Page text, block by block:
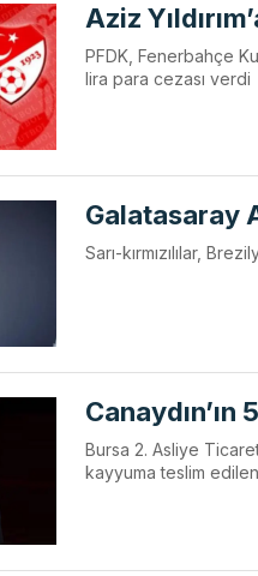
Aziz
PFDK, Fenerbahçe
lira para cezası verdi
Galatasaray
Sarı-kırmızılılar,
Bursa 2. Asliye
kayyuma teslim